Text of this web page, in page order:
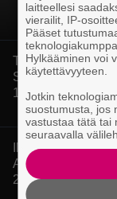
Tänän tv:ssä:
Silvo tekevät
1984
Illalla tv:ssä:
Agatha Christien
2023 leffa
laitteellesi
vierailit, IP-
Pääset
Hylkääminen voi
käytettävyyteen.
Jotkin
suostumusta, jos
vastustaa tätä tai
seuraavalla